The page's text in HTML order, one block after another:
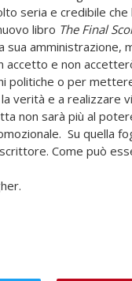
seria e credibile
libro The Final
amministrazione,
e non
politiche o per
verità e a realizzare
non sarà più al
Su quella
Come può